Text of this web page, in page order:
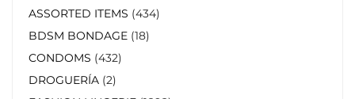
ASSORTED ITEMS 434
BDSM BONDAGE 18
CONDOMS 432
DROGUERÍA 2